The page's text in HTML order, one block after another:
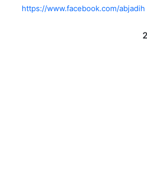
https://www.facebook.com/abjadih